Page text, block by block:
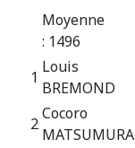
Moyenne
: 1496
1
Louis
BREMOND
2
Cocoro
MATSUMURA